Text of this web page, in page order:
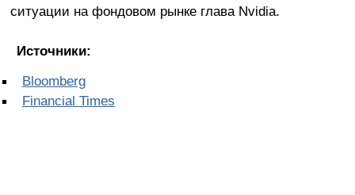
ситуации на фондовом рынке глава Nvidia.
Источники:
Bloomberg
Financial Times